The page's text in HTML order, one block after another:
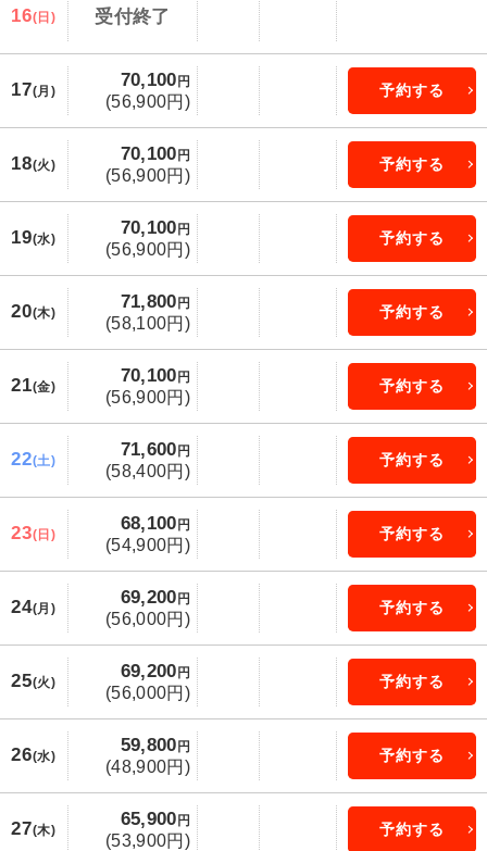
16(日) 受付終了
17(月)
70,100 円
(56,900円)
予約する
18(火)
70,100 円
(56,900円)
予約する
19(水)
70,100 円
(56,900円)
予約する
20(木)
71,800 円
(58,100円)
予約する
21(金)
70,100 円
(56,900円)
予約する
22(土)
71,600 円
(58,400円)
予約する
23(日)
68,100 円
(54,900円)
予約する
24(月)
69,200 円
(56,000円)
予約する
25(火)
69,200 円
(56,000円)
予約する
26(水)
59,800 円
(48,900円)
予約する
27(木)
65,900 円
(53,900円)
予約する